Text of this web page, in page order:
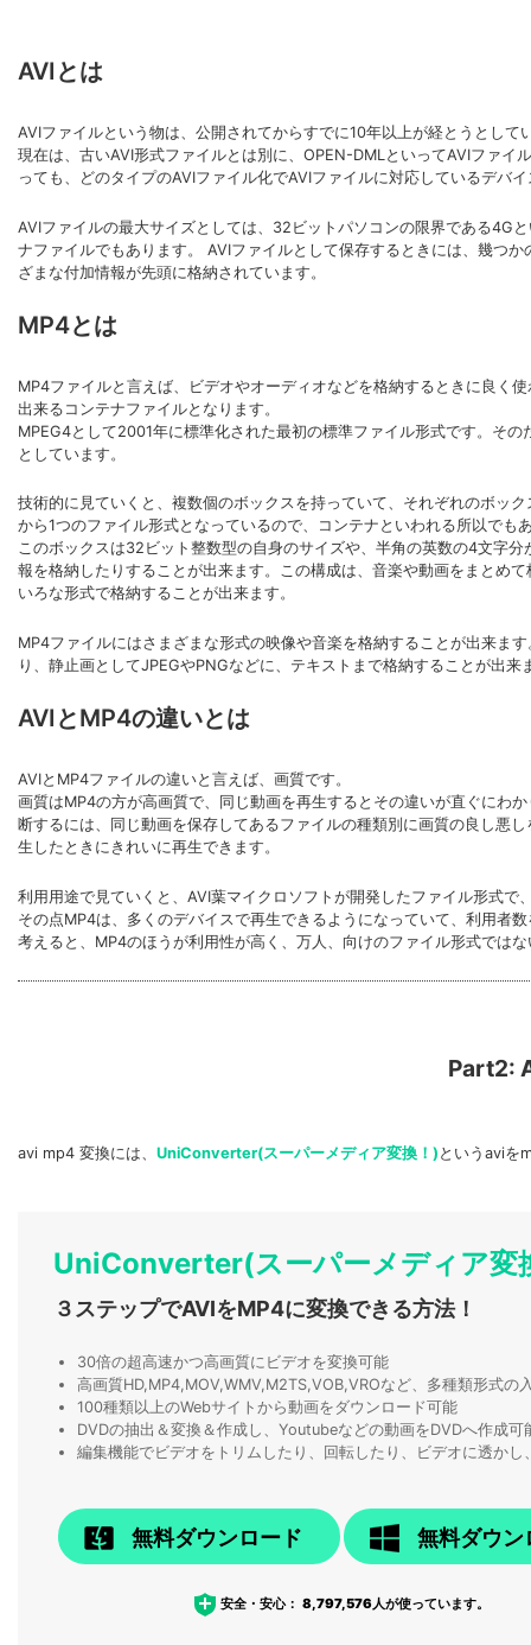
AVIとは
AVIファイルという物は、公開されてからすでに10年以上が経とうとし
現在は、古いAVI形式ファイルとは別に、OPEN-DMLといってAVIファ
っても、どのタイプのAVIファイル化でAVIファイルに対応しているデバ
AVIファイルの最大サイズとしては、32ビットパソコンの限界である4G
ナファイルでもあります。 AVIファイルとして保存するときには、幾つ
ざまな付加情報が先頭に格納されています。
MP4とは
MP4ファイルと言えば、ビデオやオーディオなどを格納するときに良く
出来るコンテナファイルとなります。
MPEG4として2001年に標準化された最初の標準ファイル形式です。そ
としています。
技術的に見ていくと、複数個のボックスを持っていて、それぞれのボッ
から1つのファイル形式となっているので、コンテナといわれる所以で
このボックスは32ビット整数型の自身のサイズや、半角の英数の4文字
報を格納したりすることが出来ます。この構成は、音楽や動画をまとめ
いろな形式で格納することが出来ます。
MP4ファイルにはさまざまな形式の映像や音楽を格納することが出来ま
り、静止画としてJPEGやPNGなどに、テキストまで格納することが出
AVIとMP4の違いとは
AVIとMP4ファイルの違いと言えば、画質です。
画質はMP4の方が高画質で、同じ動画を再生するとその違いが直ぐにわ
断するには、同じ動画を保存してあるファイルの種類別に画質の良し悪
生したときにきれいに再生できます。
利用用途で見ていくと、AVI葉マイクロソフトが開発したファイル形式
その点MP4は、多くのデバイスで再生できるようになっていて、利用者
考えると、MP4のほうが利用性が高く、万人、向けのファイル形式では
Part2:
avi mp4 変換には、 UniConverter(スーパーメディア変換！) というaviを
UniConverter(スーパーメディア変
３ステップでAVIをMP4に変換できる方法！
30倍の超高速かつ高画質にビデオを変換可能
高画質HD,MP4,MOV,WMV,M2TS,VOB,VROなど、多種類形式の
100種類以上のWebサイトから動画をダウンロード可能
DVDの抽出＆変換＆作成し、Youtubeなどの動画をDVDへ作成可
編集機能でビデオをトリムしたり、回転したり、ビデオに透か
無料ダウンロード 無料ダウン
安全・安心：8,797,576人が使っています。